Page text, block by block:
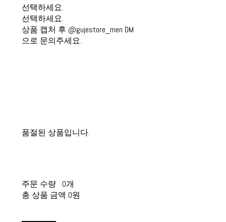
선택하세요.
선택하세요.
상품 캡처 후 @gujestore_men DM
으로 문의주세요.
품절된 상품입니다.
주문 수량
0개
총 상품 금액 0원